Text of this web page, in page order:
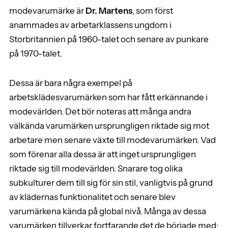
modevarumärke är Dr. Martens, som först
anammades av arbetarklassens ungdom i
Storbritannien på 1960-talet och senare av punkare
på 1970-talet.
Dessa är bara några exempel på
arbetsklädesvarumärken som har fått erkännande i
modevärlden. Det bör noteras att många andra
välkända varumärken ursprungligen riktade sig mot
arbetare men senare växte till modevarumärken. Vad
som förenar alla dessa är att inget ursprungligen
riktade sig till modevärlden. Snarare tog olika
subkulturer dem till sig för sin stil, vanligtvis på grund
av klädernas funktionalitet och senare blev
varumärkena kända på global nivå. Många av dessa
varumärken tillverkar fortfarande det de började med: